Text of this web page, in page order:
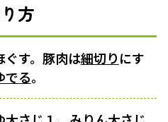
方
す。豚肉は細切りにす
でる。